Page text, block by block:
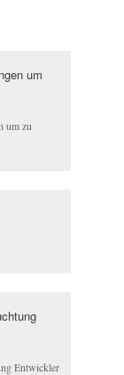
um zu
Entwickler